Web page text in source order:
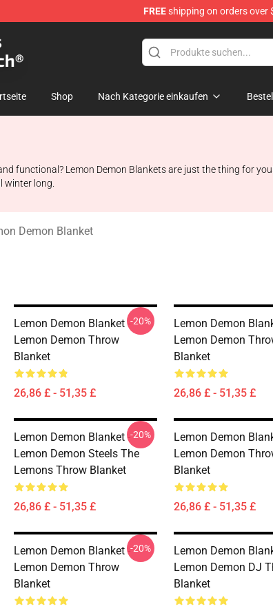
FREEshipping on orders over
Merchandise Shop
Shop Nach Kategorie einkaufen
functional? Lemon Demon Blankets are just the thing for
winter long.
Demon Blanket
Lemon Demon Blanket -
Lemon Demon Throw
Blanket
26,86 £ - 51,35 £
-20%
Lemon Demon
Lemon Demon
Blanket
26,86 £ - 51,35 £
Lemon Demon Blanket -
Lemon Demon Steels The
Lemons Throw Blanket
26,86 £ - 51,35 £
-20%
Lemon Demon
Lemon Demon
Blanket
26,86 £ - 51,35 £
Lemon Demon Blanket -
Lemon Demon Throw
Blanket
-20%
Lemon Demon
Lemon Demon DJ
Blanket